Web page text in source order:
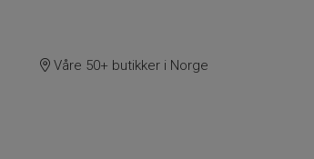
Våre 50+ butikker i Norge